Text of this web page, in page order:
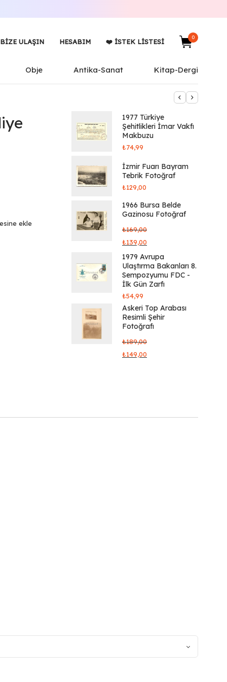
BIZE ULAŞIN HESABIM ❤️ İSTEK LISTESI
0
Obje Antika-Sanat Kitap-Dergi
ekle
1977 Türkiye
Şehitlikleri İmar Vakfı
Makbuzu
₺74,99
İzmir Fuarı Bayram
Tebrik Fotoğraf
₺129,00
1966 Bursa Belde
Gazinosu Fotoğraf
₺169,00
₺139,00
1979 Avrupa
Ulaştırma Bakanları 8.
Sempozyumu FDC -
İlk Gün Zarfı
₺54,99
Askeri Top Arabası
Resimli Şehir
Fotoğrafı
₺189,00
₺149,00